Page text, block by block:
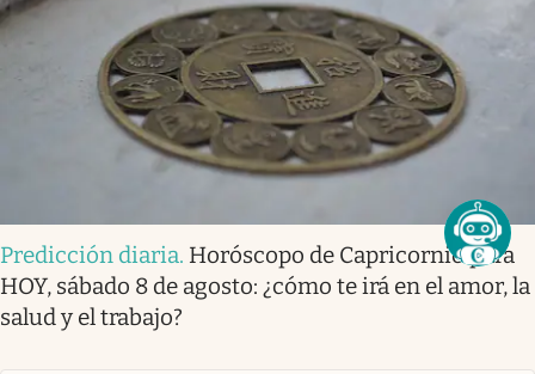
Predicción diaria. Horóscopo de Capricornio para
HOY, sábado 8 de agosto: ¿cómo te irá en el amor, la
salud y el trabajo?